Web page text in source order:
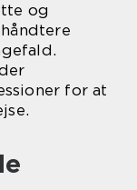
og
for at